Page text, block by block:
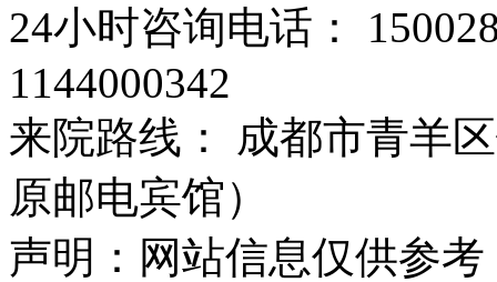
24小时咨询电话：
1144000342
来院路线： 成都市青羊
原邮电宾馆）
声明：网站信息仅供参